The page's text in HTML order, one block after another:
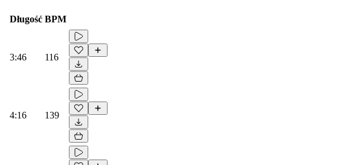
Długość BPM
3:46 116
4:16 139